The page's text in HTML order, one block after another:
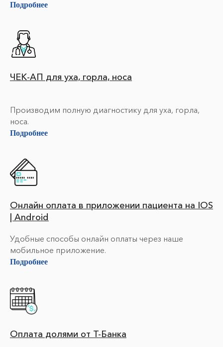
Подробнее
ЧЕК-АП для уха, горла, носа
Производим полную диагностику для уха, горла,
носа.
Подробнее
Онлайн оплата в приложении пациента на IOS
| Android
Удобные способы онлайн оплаты через наше
мобильное приложение.
Подробнее
Оплата долями от Т-Банка